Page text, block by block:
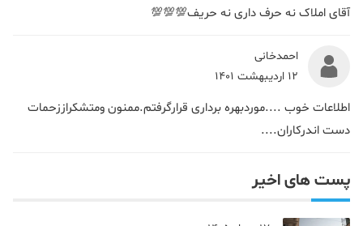
آقای املاک نه حرف داری نه حریف💯💯💯
احمدخانی
12 اردیبهشت 1401
اطلاعات خوب ....موردبهره برداری قرارگرفتم.ممنون ومتشکراززحمات
دست اندرکاران....
پست های اخیر